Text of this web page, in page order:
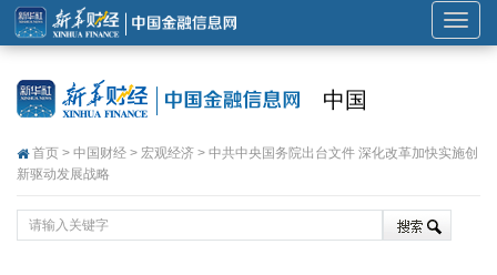
展
开
导
中国
首页 > 中国财经 > 宏观经济 > 中共中央国务院出台文件 深化改革加快实施创
新驱动发展战略